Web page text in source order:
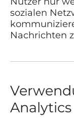
sozialen
Nachrichten
Analytics